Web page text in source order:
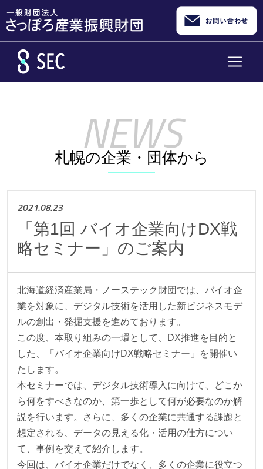
札幌の企業・団体から
2021.08.23
「第1回 バイオ企業向けDX戦
略セミナー」のご案内
北海道経済産業局・ノーステック財団では、バイオ企
業を対象に、デジタル技術を活用した新ビジネスモデ
ルの創出・発掘支援を進めております。
この度、本取り組みの一環として、DX推進を目的と
した、「バイオ企業向けDX戦略セミナー」を開催い
たします。
本セミナーでは、デジタル技術導入に向けて、どこか
ら何をすべきなのか、第一歩として何が必要なのか解
説を行います。さらに、多くの企業に共通する課題と
想定される、データの見える化・活用の仕方につい
て、事例を交えて紹介します。
今回は、バイオ企業だけでなく、多くの企業に役立つ